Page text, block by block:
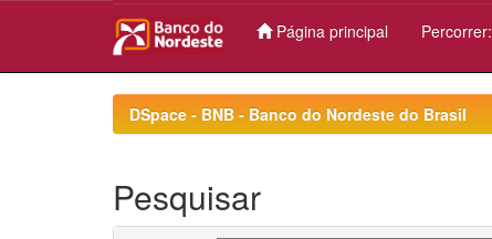
Página principal Percorrer:
DSpace - BNB - Banco do Nordeste do Brasil
Pesquisar